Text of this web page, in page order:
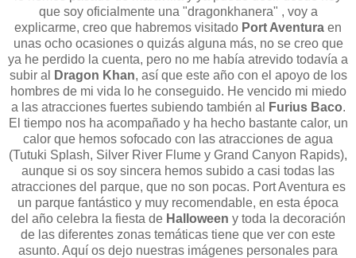
que soy oficialmente una "dragonkhanera" , voy a
explicarme, creo que habremos visitado Port Aventura en
unas ocho ocasiones o quizás alguna más, no se creo que
ya he perdido la cuenta, pero no me había atrevido todavía a
subir al
Dragon Khan, así que este año con el apoyo de los
hombres de mi vida lo he conseguido. He vencido mi miedo
a las atracciones fuertes subiendo también al
Furius Baco.
El tiempo nos ha acompañado y ha hecho bastante calor, un
calor que hemos sofocado con las atracciones de agua
(Tutuki Splash, Silver River Flume y Grand Canyon Rapids),
aunque si os soy sincera hemos subido a casi todas las
atracciones del parque, que no son pocas. Port Aventura es
un parque fantástico y muy recomendable, en esta época
del año celebra la fiesta de Halloween y toda la decoración
de las diferentes zonas temáticas tiene que ver con este
asunto. Aquí os dejo nuestras imágenes personales para